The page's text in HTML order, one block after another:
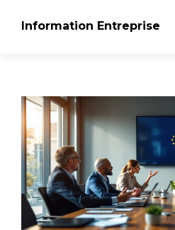
Information Entreprise